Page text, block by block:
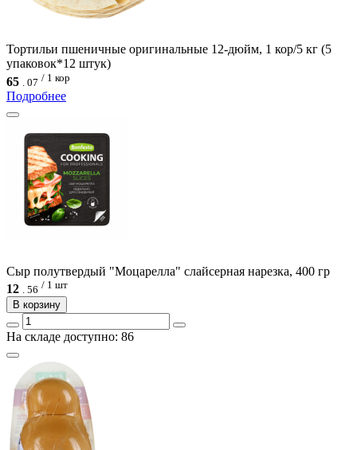
Тортильи пшеничные оригинальные 12-дюйм, 1 кор/5 кг (5
упаковок*12 штук)
65
07 / 1 кор
Подробнее
Сыр полутвердый "Моцарелла" слайсерная нарезка, 400 гр
12 . 56 / 1 шт
В корзину
На складе доступно: 86